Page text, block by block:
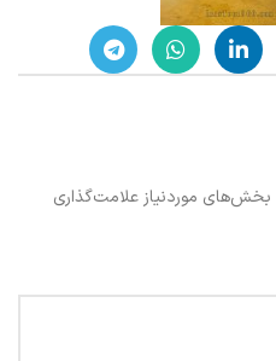
بخش‌های موردنیاز علامت‌گذاری